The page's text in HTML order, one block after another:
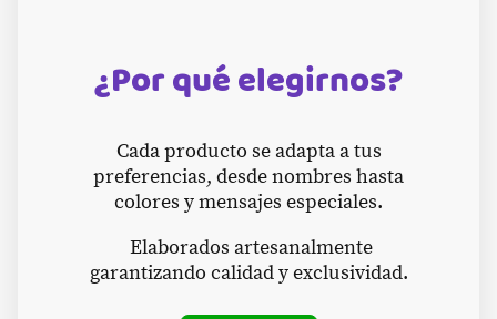
¿Por qué elegirnos?
Cada producto se adapta a tus
preferencias, desde nombres hasta
colores y mensajes especiales.
Elaborados artesanalmente
garantizando calidad y exclusividad.